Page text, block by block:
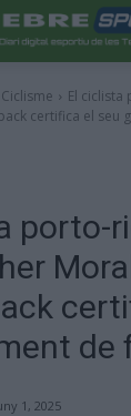
Ciclisme
El
certifica el seu
porto-
de
1, 2025